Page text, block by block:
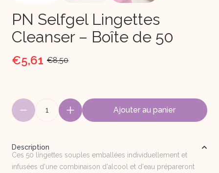
PN Selfgel Lingettes
Cleanser – Boîte de 50
€5,61 €8,50
1 Ajouter au panier
Description
Ces 50 lingettes souples emballées individuellement et
infusées d'une combinaison d'alcool et d'eau prépareront